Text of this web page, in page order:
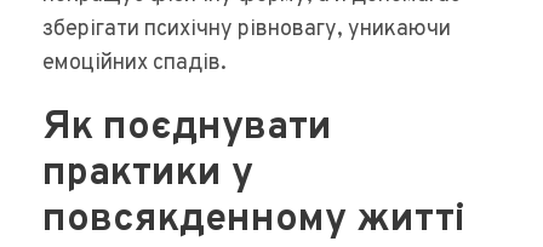
зберігати психічну рівновагу, уникаючи
емоційних спадів.
Як поєднувати
практики у
повсякденному житті